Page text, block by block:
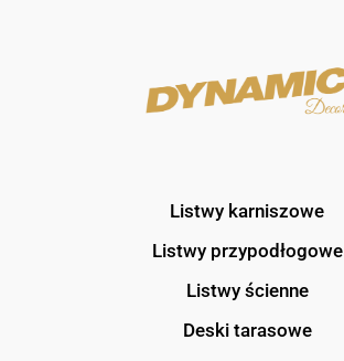
Listwy karniszowe
Listwy przypodłogowe
Listwy ścienne
Deski tarasowe